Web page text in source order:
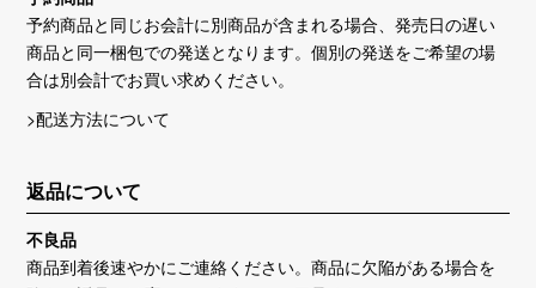
予約商品と同じお会計に別商品が含まれる場合、発売日の遅い
商品と同一梱包での発送となります。個別の発送をご希望の場
合は別会計でお買い求めください。
>配送方法について
返品について
不良品
商品到着後速やかにご連絡ください。商品に欠陥がある場合を